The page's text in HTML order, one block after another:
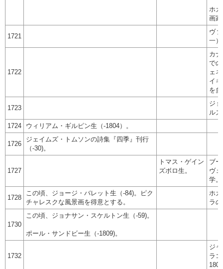
ホ
画
1721
ヴ
一
1722
カ
で
ェ
イ
を
1723
ジ
ル
1724
ウィリアム・ギルピン生（-1804）。
1726
ジェイムズ・トムソンの詩集『四季』刊行
（-30)。
1727
トマス・ゲイン
ズボロ生。
ブ
ヴ
学。
1728
この頃、ジョージ・バレット生（-84)。ピク
チャレスクな風景画を得意とする。
ホ
ラ
1730
この頃、ジョナサン・スケルトン生（-59)。
ポール・サンドビー生（-1809)。
1732
ジ
ラ